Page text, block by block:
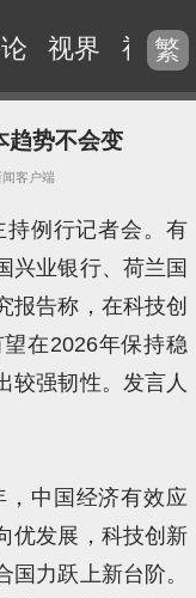
视界 视频
繁
趋势不会变
客户端
例行记者会。有
兴业银行、荷兰国
报告称，在科技创
在2026年保持稳
较强韧性。发言人
中国经济有效应
优发展，科技创新
力跃上新台阶。